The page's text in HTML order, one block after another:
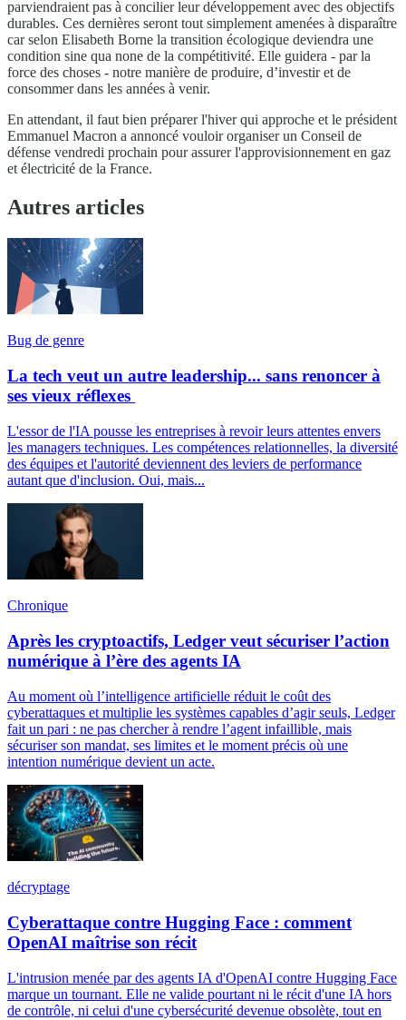
parviendraient pas à concilier leur développement avec des objectifs
durables. Ces dernières seront tout simplement amenées à disparaître
car selon Elisabeth Borne la transition écologique deviendra une
condition sine qua none de la compétitivité. Elle guidera - par la
force des choses - notre manière de produire, d’investir et de
consommer dans les années à venir.
En attendant, il faut bien préparer l'hiver qui approche et le président
Emmanuel Macron a annoncé vouloir organiser un Conseil de
défense vendredi prochain pour assurer l'approvisionnement en gaz
et électricité de la France.
Autres articles
Bug de genre
La tech veut un autre leadership... sans renoncer à
ses vieux réflexes
L'essor de l'IA pousse les entreprises à revoir leurs attentes envers
les managers techniques. Les compétences relationnelles, la diversité
des équipes et l'autorité deviennent des leviers de performance
autant que d'inclusion. Oui, mais...
Chronique
Après les cryptoactifs, Ledger veut sécuriser l’action
numérique à l’ère des agents IA
Au moment où l’intelligence artificielle réduit le coût des
cyberattaques et multiplie les systèmes capables d’agir seuls, Ledger
fait un pari : ne pas chercher à rendre l’agent infaillible, mais
sécuriser son mandat, ses limites et le moment précis où une
intention numérique devient un acte.
décryptage
Cyberattaque contre Hugging Face : comment
OpenAI maîtrise son récit
L'intrusion menée par des agents IA d'OpenAI contre Hugging Face
marque un tournant. Elle ne valide pourtant ni le récit d'une IA hors
de contrôle, ni celui d'une cybersécurité devenue obsolète, tout en